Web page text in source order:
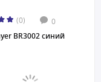
(0) 0
BR3002 синий